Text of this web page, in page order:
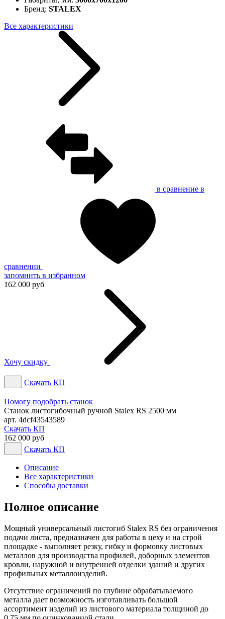
Бренд: STALEX
Все характеристики
в сравнение в
сравнении
запомнить в избранном
162 000 руб
Хочу скидку
Скачать КП
Помогу подобрать станок
Станок листогибочный ручной Stalex RS 2500 мм
арт. 4dcf43543589
Скачать КП
162 000 руб
Скачать КП
Описание
Все характеристики
Способы доставки
Полное описание
Мощный универсальный листогиб Stalex RS без ограничения
подачи листа, предназначен для работы в цеху и на строй
площадке - выполняет резку, гибку и формовку листовых
металлов для производства профилей, доборных элементов
кровли, наружной и внутренней отделки зданий и других
профильных металлоизделий.
Отсутствие ограничений по глубине обрабатываемого
металла дает возможность изготавливать большой
ассортимент изделий из листового материала толщиной до